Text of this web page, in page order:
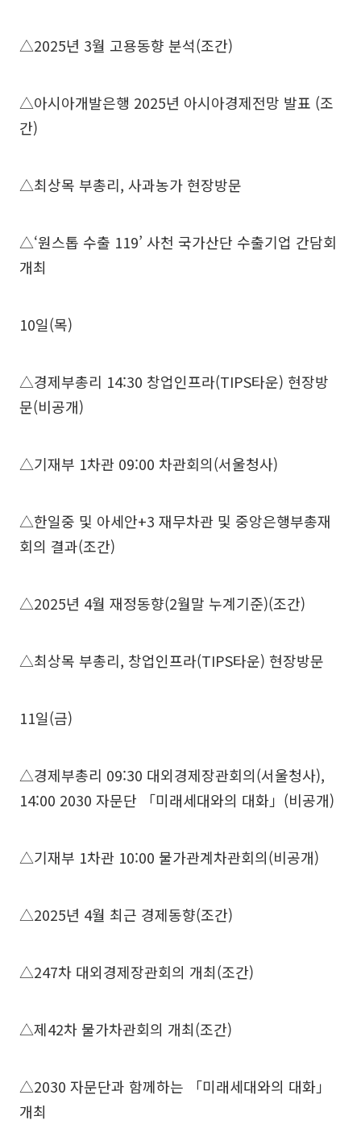
△2025년 3월 고용동향 분석(조간)
△아시아개발은행 2025년 아시아경제전망 발표 (조
간)
△최상목 부총리, 사과농가 현장방문
△‘원스톱 수출 119’ 사천 국가산단 수출기업 간담회
개최
10일(목)
△경제부총리 14:30 창업인프라(TIPS타운) 현장방
문(비공개)
△기재부 1차관 09:00 차관회의(서울청사)
△한일중 및 아세안+3 재무차관 및 중앙은행부총재
회의 결과(조간)
△2025년 4월 재정동향(2월말 누계기준)(조간)
△최상목 부총리, 창업인프라(TIPS타운) 현장방문
11일(금)
△경제부총리 09:30 대외경제장관회의(서울청사),
14:00 2030 자문단 「미래세대와의 대화」(비공개)
△기재부 1차관 10:00 물가관계차관회의(비공개)
△2025년 4월 최근 경제동향(조간)
△247차 대외경제장관회의 개최(조간)
△제42차 물가차관회의 개최(조간)
△2030 자문단과 함께하는 「미래세대와의 대화」
개최